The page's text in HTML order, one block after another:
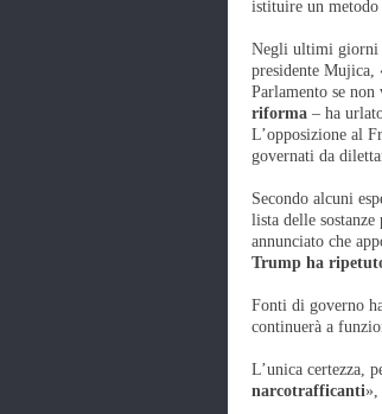
istituire un metodo
Negli ultimi giorni
presidente Mujica,
Parlamento se
riforma – ha
L’opposizione al
governati da
Secondo alcuni
lista delle
annunciato che
Trump ha
Fonti di governo
continuerà a
L’unica certezza,
narcotrafficanti»,